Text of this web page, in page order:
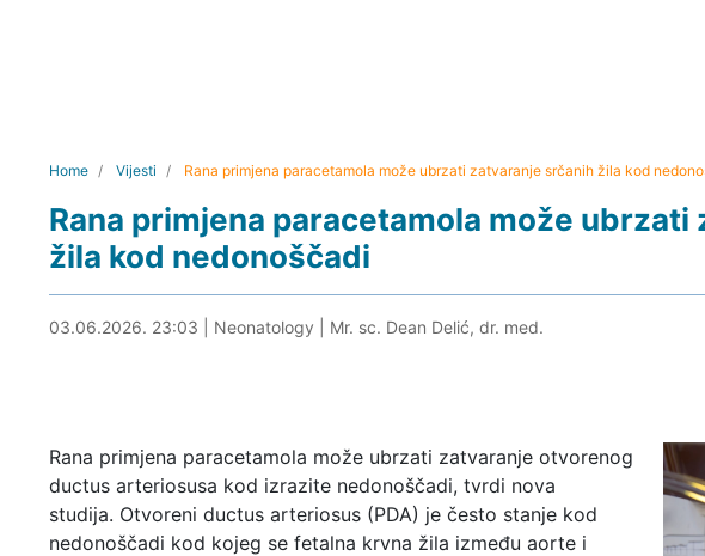
Home Vijesti Rana primjena paracetamola može ubrzati zatvaranje srčanih žila kod
Rana primjena paracetamola može ubrzati
žila kod nedonoščadi
03.06.2026. 23:39
03.06.2026. 23:03 Neonatology Mr. sc. Dean Delić, dr. med.
Rana primjena paracetamola može ubrzati zatvaranje otvorenog
ductus arteriosusa kod izrazite nedonoščadi, tvrdi nova
studija. Otvoreni ductus arteriosus (PDA) je često stanje kod
nedonoščadi kod kojeg se fetalna krvna žila između aorte i